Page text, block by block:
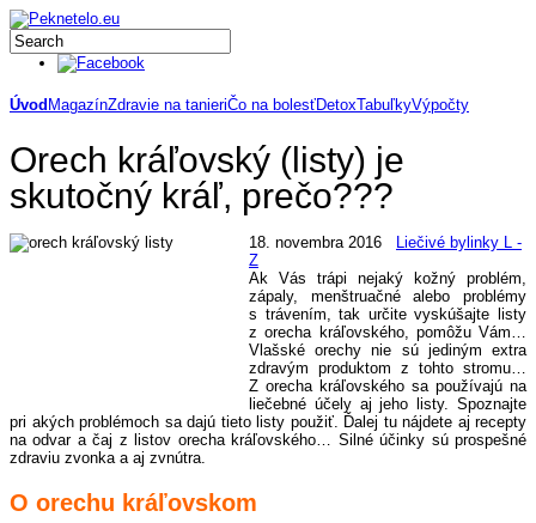
Úvod MagazínZdravie na tanieriČo na bolesťDetoxTabuľkyVýpočty
Orech kráľovský (listy) je
skutočný kráľ, prečo???
18. novembra 2016
Liečivé bylinky L -
Z
Ak Vás trápi nejaký kožný problém,
zápaly, menštruačné alebo problémy
s trávením, tak určite vyskúšajte listy
z orecha kráľovského, pomôžu Vám…
Vlašské orechy nie sú jediným extra
zdravým produktom z tohto stromu…
Z orecha kráľovského sa používajú na
liečebné účely aj jeho listy. Spoznajte
pri akých problémoch sa dajú tieto listy použiť. Ďalej tu nájdete aj recepty
na odvar a čaj z listov orecha kráľovského… Silné účinky sú prospešné
zdraviu zvonka a aj zvnútra.
O orechu kráľovskom